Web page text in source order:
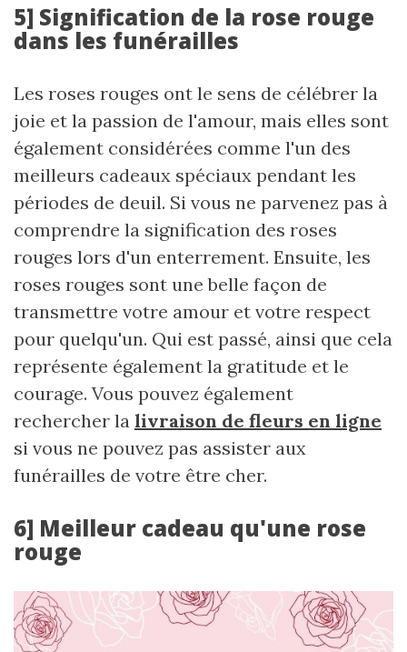
5] Signification de la rose rouge
dans les funérailles
Les roses rouges ont le sens de célébrer la
joie et la passion de l'amour, mais elles sont
également considérées comme l'un des
meilleurs cadeaux spéciaux pendant les
périodes de deuil. Si vous ne parvenez pas à
comprendre la signification des roses
rouges lors d'un enterrement. Ensuite, les
roses rouges sont une belle façon de
transmettre votre amour et votre respect
pour quelqu'un. Qui est passé, ainsi que cela
représente également la gratitude et le
courage. Vous pouvez également
rechercher la livraison de fleurs en ligne
si vous ne pouvez pas assister aux
funérailles de votre être cher.
6] Meilleur cadeau qu'une rose
rouge